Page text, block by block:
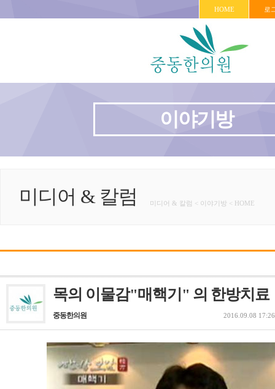
HOME 로
이야기방
미디어 & 칼럼 미디어 & 칼럼 < 이야기방 < HOME
목의 이물감"매핵기" 의 한방치료
중동한의원 2016.09.08 17:26